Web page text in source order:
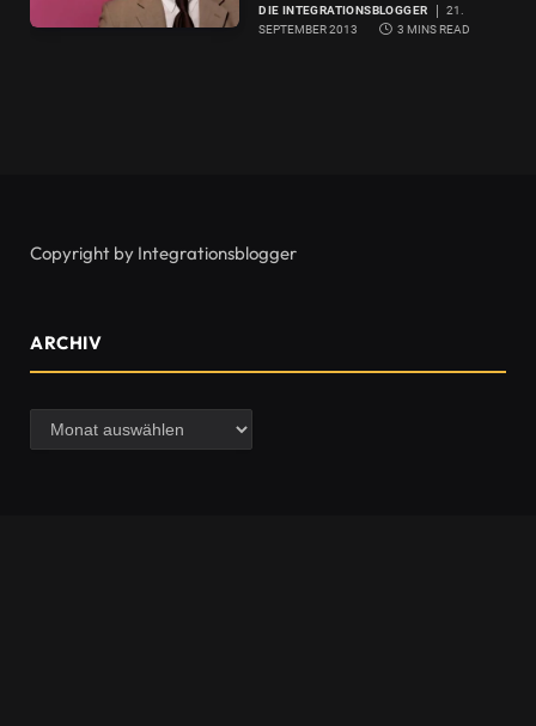
DIE INTEGRATIONSBLOGGER
21.
SEPTEMBER 2013
3 MINS READ
Copyright by Integrationsblogger
ARCHIV
Archiv